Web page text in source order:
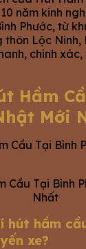
năm kinh
Phước, từ
Lộc Ninh,
chính
Hầm
Mới
Cầu Tại Bình
Nhất
hút hầm
xe?